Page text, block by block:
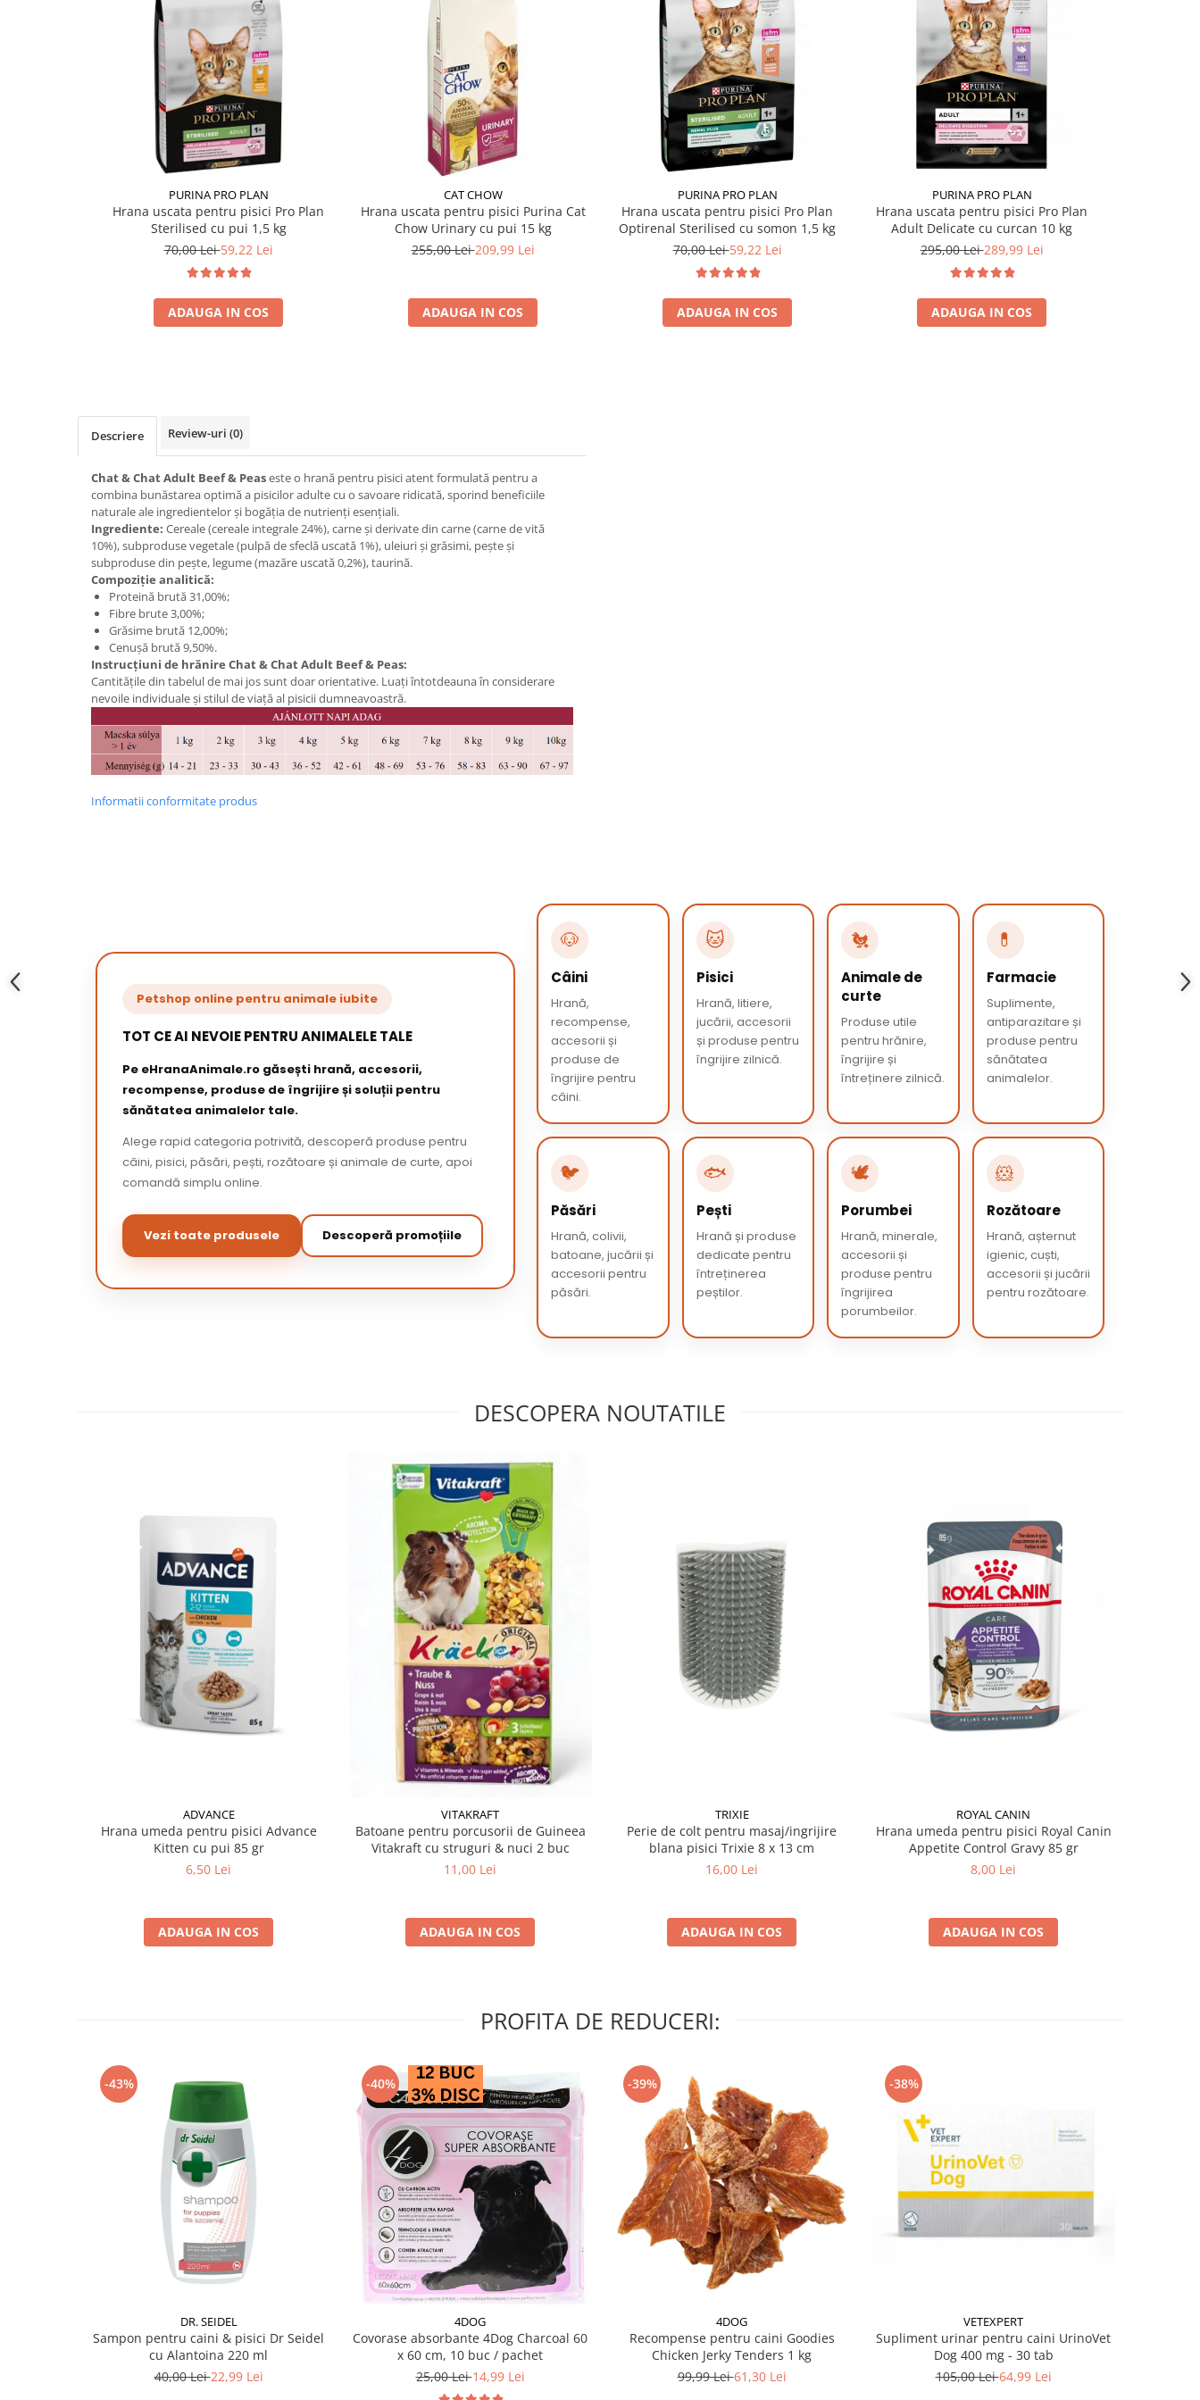
PURINA PRO PLAN
Hrana uscata pentru pisici Pro Plan
Sterilised cu pui 1,5 kg
70,00 Lei59,22 Lei
ADAUGA IN COS
CAT CHOW
Hrana uscata pentru pisici Purina Cat
Chow Urinary cu pui 15 kg
255,00 Lei209,99 Lei
ADAUGA IN COS
PURINA PRO PLAN
Hrana uscata pentru pisici Pro Plan
Optirenal Sterilised cu somon 1,5 kg
70,00 Lei59,22 Lei
ADAUGA IN COS
PURINA PRO PLAN
Hrana uscata pentru pisici Pro Plan
Adult Delicate cu curcan 10 kg
295,00 Lei289,99 Lei
ADAUGA IN COS
Descriere Review-uri (0)
Chat & Chat Adult Beef & Peaseste o hrană pentru pisici atent formulată pentru a
combina bunăstarea optimă a pisicilor adulte cu o savoare ridicată, sporind beneficiile
naturale ale ingredientelor și bogăția de nutrienți esențiali.
Ingrediente: Cereale (cereale integrale 24%), carne și derivate din carne (carne de vită
10%), subproduse vegetale (pulpă de sfeclă uscată 1%), uleiuri și grăsimi, pește și
subproduse din pește, legume (mazăre uscată 0,2%), taurină.
Compoziție analitică:
Proteină brută 31,00%;
Fibre brute 3,00%;
Grăsime brută 12,00%;
Cenușă brută 9,50%.
Instrucțiuni de hrănire Chat & Chat Adult Beef & Peas:
Cantitățile din tabelul de mai jos sunt doar orientative. Luați întotdeauna în considerare
nevoile individuale și stilul de viață al pisicii dumneavoastră.
Informatii conformitate produs
Petshop online pentru animale iubite
TOT CE AI NEVOIE PENTRU ANIMALELE TALE
Pe eHranaAnimale.ro găsești hrană, accesorii,
recompense, produse de îngrijire și soluții pentru
sănătatea animalelor tale.
Alege rapid categoria potrivită, descoperă produse pentru
câini, pisici, păsări, pești, rozătoare și animale de curte, apoi
comandă simplu online.
Vezi toate produsele Descoperă promoțiile
🐶
Câini
Hrană,
recompense,
accesorii și
produse de
îngrijire pentru
câini.
🐱
Pisici
Hrană, litiere,
jucării, accesorii
și produse pentru
îngrijire zilnică.
🐔
Animale de
curte
Produse utile
pentru hrănire,
îngrijire și
întreținere zilnică.
💊
Farmacie
Suplimente,
antiparazitare și
produse pentru
sănătatea
animalelor.
🐦
Păsări
Hrană, colivii,
batoane, jucării și
accesorii pentru
păsări.
🐟
Pești
Hrană și produse
dedicate pentru
întreținerea
peștilor.
🕊️
Porumbei
Hrană, minerale,
accesorii și
produse pentru
îngrijirea
porumbeilor.
🐹
Rozătoare
Hrană, așternut
igienic, cuști,
accesorii și jucării
pentru rozătoare.
DESCOPERA NOUTATILE
ADVANCE
Hrana umeda pentru pisici Advance
Kitten cu pui 85 gr
6,50 Lei
ADAUGA IN COS
VITAKRAFT
Batoane pentru porcusorii de Guineea
Vitakraft cu struguri & nuci 2 buc
11,00 Lei
ADAUGA IN COS
TRIXIE
Perie de colt pentru masaj/ingrijire
blana pisici Trixie 8 x 13 cm
16,00 Lei
ADAUGA IN COS
ROYAL CANIN
Hrana umeda pentru pisici Royal Canin
Appetite Control Gravy 85 gr
8,00 Lei
ADAUGA IN COS
PROFITA DE REDUCERI:
-43%
DR. SEIDEL
Sampon pentru caini & pisici Dr Seidel
cu Alantoina 220 ml
40,00 Lei22,99 Lei
-40%
4DOG
Covorase absorbante 4Dog Charcoal 60
x 60 cm, 10 buc / pachet
25,00 Lei14,99 Lei
-39%
4DOG
Recompense pentru caini Goodies
Chicken Jerky Tenders 1 kg
99,99 Lei61,30 Lei
-38%
VETEXPERT
Supliment urinar pentru caini UrinoVet
Dog 400 mg - 30 tab
105,00 Lei64,99 Lei